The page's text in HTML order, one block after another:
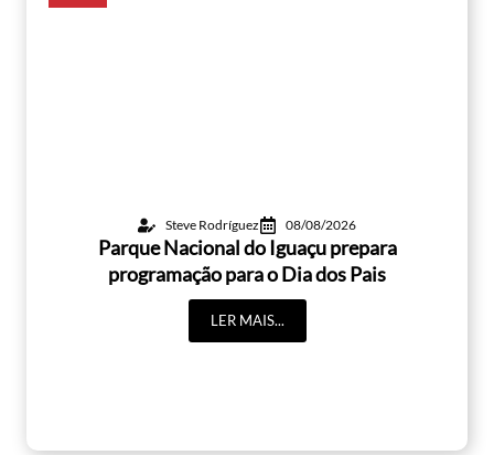
Steve Rodríguez 08/08/2026
Parque Nacional do Iguaçu prepara
programação para o Dia dos Pais
LER MAIS...